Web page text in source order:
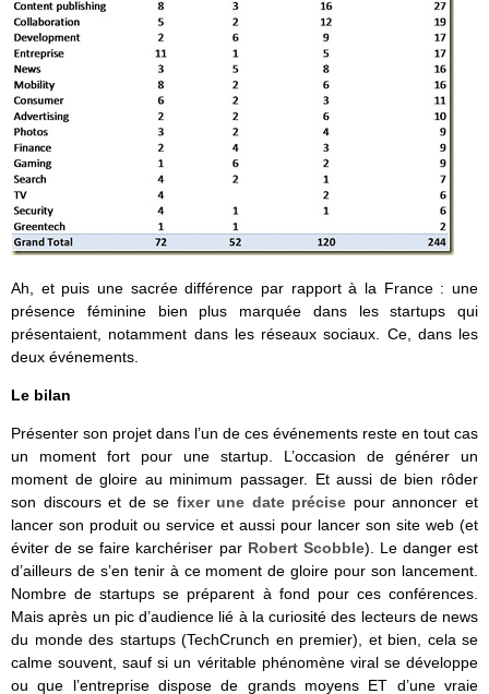
Ah, et puis une sacrée différence par rapport à la France : une
présence féminine bien plus marquée dans les startups qui
présentaient, notamment dans les réseaux sociaux. Ce, dans les
deux événements.
Le bilan
Présenter son projet dans l’un de ces événements reste en tout cas
un moment fort pour une startup. L’occasion de générer un
moment de gloire au minimum passager. Et aussi de bien rôder
son discours et de se fixer une date précise pour annoncer et
lancer son produit ou service et aussi pour lancer son site web (et
éviter de se faire karchériser par Robert Scobble). Le danger est
d’ailleurs de s’en tenir à ce moment de gloire pour son lancement.
Nombre de startups se préparent à fond pour ces conférences.
Mais après un pic d’audience lié à la curiosité des lecteurs de news
du monde des startups (TechCrunch en premier), et bien, cela se
calme souvent, sauf si un véritable phénomène viral se développe
ou que l’entreprise dispose de grands moyens ET d’une vraie